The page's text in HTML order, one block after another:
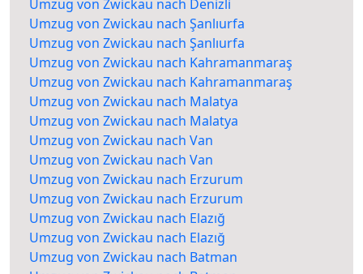
Umzug von Zwickau nach Denizli
Umzug von Zwickau nach Şanlıurfa
Umzug von Zwickau nach Şanlıurfa
Umzug von Zwickau nach Kahramanmaraş
Umzug von Zwickau nach Kahramanmaraş
Umzug von Zwickau nach Malatya
Umzug von Zwickau nach Malatya
Umzug von Zwickau nach Van
Umzug von Zwickau nach Van
Umzug von Zwickau nach Erzurum
Umzug von Zwickau nach Erzurum
Umzug von Zwickau nach Elazığ
Umzug von Zwickau nach Elazığ
Umzug von Zwickau nach Batman